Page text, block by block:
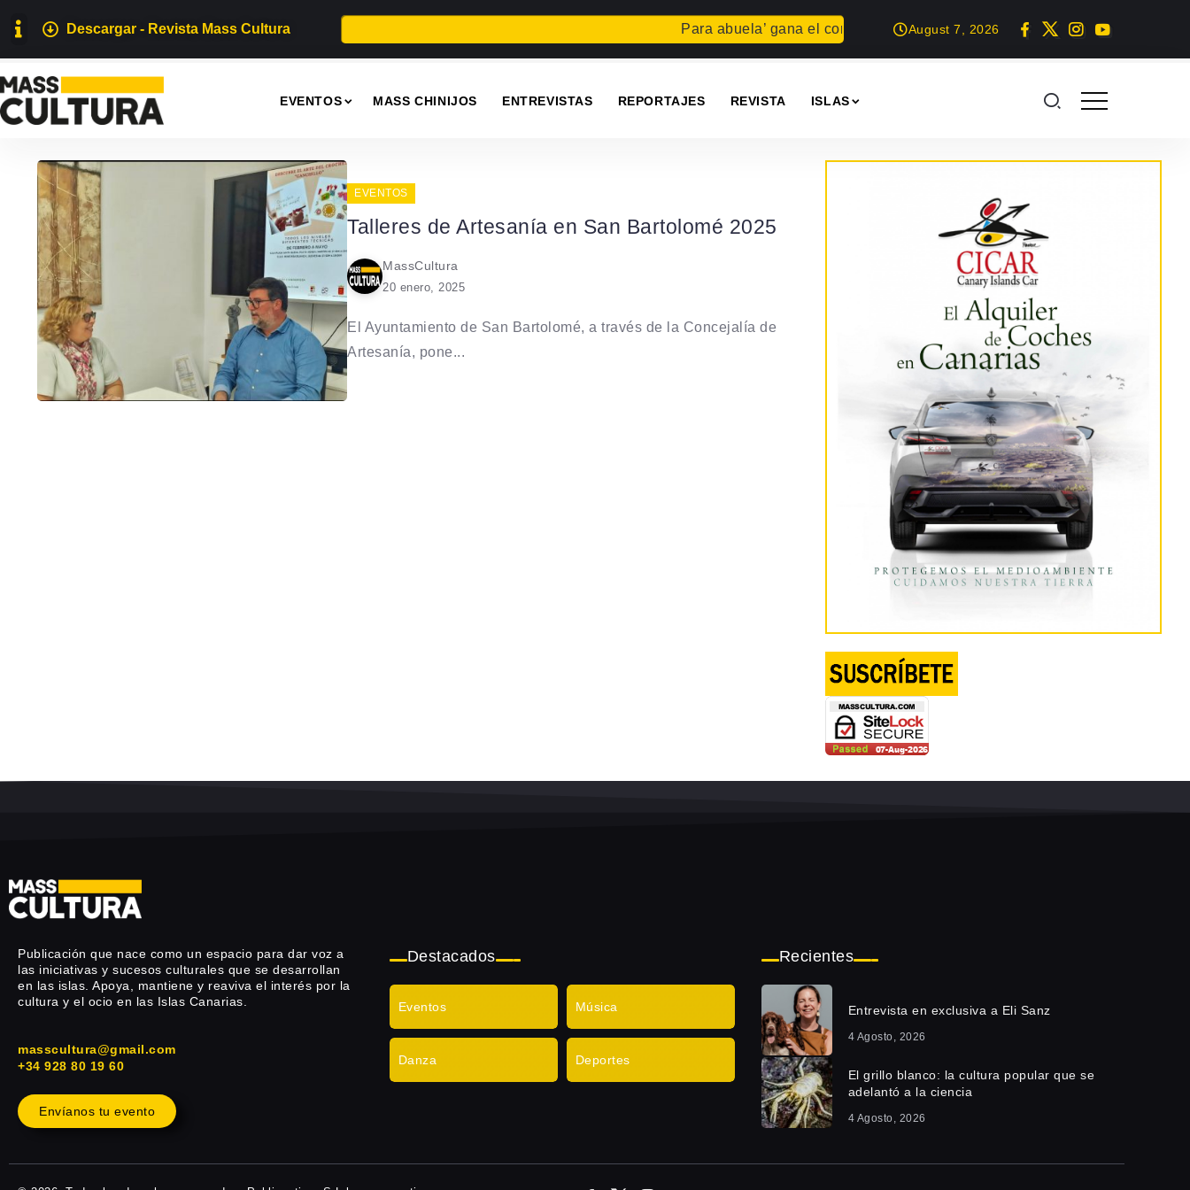
Descargar - Revista Mass Cultura Para abuela’ gana el concurso Carta para una fiesta Summer Geek en Arrecife
August 7, 2026
EVENTOS MASS CHINIJOS ENTREVISTAS REPORTAJES REVISTA ISLAS
EVENTOS
Talleres de Artesanía en San Bartolomé 2025
MassCultura
20 enero, 2025
El Ayuntamiento de San Bartolomé, a través de la Concejalía de
Artesanía, pone...
Publicación que nace como un espacio para dar voz a
las iniciativas y sucesos culturales que se desarrollan
en las islas. Apoya, mantiene y reaviva el interés por la
cultura y el ocio en las Islas Canarias.
masscultura@gmail.com
+34 928 80 19 60
Envíanos tu evento
Destacados
Eventos Música
Danza Deportes
Recientes
Entrevista en exclusiva a Eli Sanz
4 Agosto, 2026
El grillo blanco: la cultura popular que se
adelantó a la ciencia
4 Agosto, 2026